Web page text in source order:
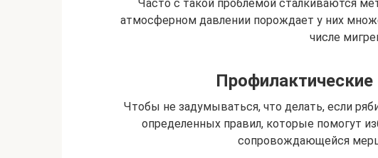
Часто с такой проблемой сталкиваются
атмосферном давлении порождает у них
числе
Чтобы не задумываться, что делать, если
определенных правил, которые помогут
сопровождающейся